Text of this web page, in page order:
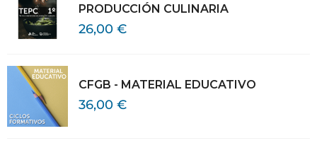
PRODUCCIÓN CULINARIA
26,00 €
CFGB - MATERIAL EDUCATIVO
36,00 €